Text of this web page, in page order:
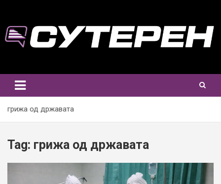
content
грижа од државата
Tag: грижа од државата